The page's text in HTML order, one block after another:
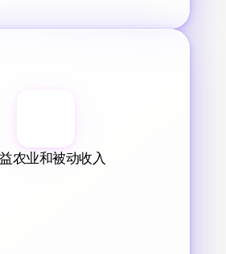
农业和被动收入